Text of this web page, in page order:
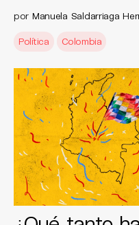
por Manuela Saldarriaga
Política Colombia